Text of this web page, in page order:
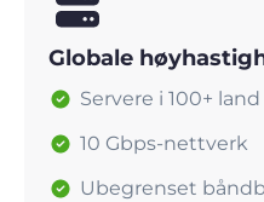
Globale
Servere i 100+ land
10 Gbps-nettverk
Ubegrenset